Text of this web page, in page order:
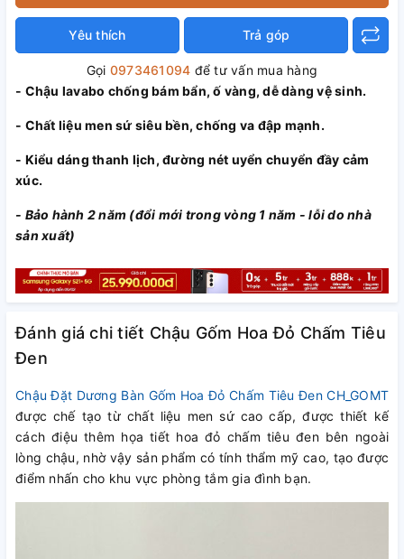
Yêu thích Trả góp
Gọi 0973461094 để tư vấn mua hàng
- Chậu lavabo chống bám bẩn, ố vàng, dễ dàng vệ sinh.
- Chất liệu men sứ siêu bền, chống va đập mạnh.
- Kiểu dáng thanh lịch, đường nét uyển chuyển đầy cảm
xúc.
- Bảo hành 2 năm (đổi mới trong vòng 1 năm - lỗi do nhà
sản xuất)
Đánh giá chi tiết Chậu Gốm Hoa Đỏ Chấm Tiêu
Đen
Chậu Đặt Dương Bàn Gốm Hoa Đỏ Chấm Tiêu Đen CH_GOMT
được chế tạo từ chất liệu men sứ cao cấp, được thiết kế
cách điệu thêm họa tiết hoa đỏ chấm tiêu đen bên ngoài
lòng chậu, nhờ vậy sản phẩm có tính thẩm mỹ cao, tạo được
điểm nhấn cho khu vực phòng tắm gia đình bạn.